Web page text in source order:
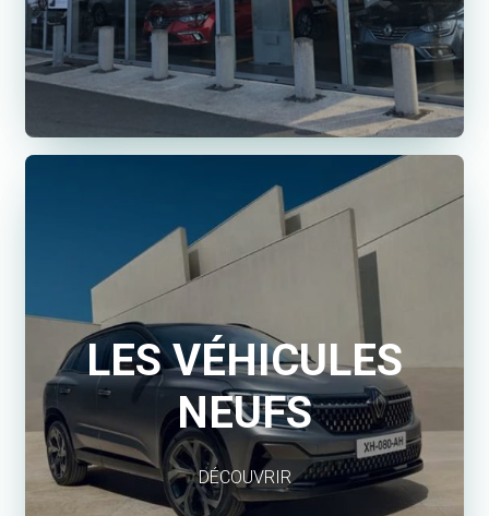
LES VÉHICULES
NEUFS
DÉCOUVRIR